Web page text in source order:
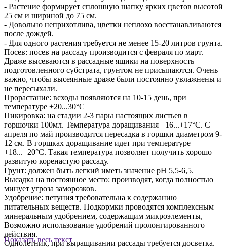
Показать весь текст
- Растение формирует сплошную шапку ярких цветов высотой
25 см и шириной до 75 см.
- Довольно неприхотлива, цветки неплохо восстанавливаются
после дождей.
- Для одного растения требуется не менее 15-20 литров грунта.
Посев: посев на рассаду производится с февраля по март.
Драже высеваются в рассадные ящики на поверхность
подготовленного субстрата, грунтом не присыпаются. Очень
важно, чтобы высеянные драже были постоянно увлажнены и
не пересыхали.
Прорастание: всходы появляются на 10-15 день, при
температуре +20...30°С
Пикировка: на стадии 2-3 пары настоящих листьев в
горшочки 100мл. Температура доращивания +16...+17°С. С
апреля по май производится пересадка в горшки диаметром 9-
12 см. В горшках доращивание идет при температуре
+18...+20°С. Такая температура позволяет получить хорошо
развитую коренастую рассаду.
Грунт: должен быть легкий иметь значение рН 5,5-6,5.
Высадка на постоянное место: производят, когда полностью
минует угроза заморозков.
Удобрение: петуния требовательна к содержанию
питательных веществ. Подкормки проводятся комплексным
минеральным удобрением, содержащим микроэлементы,
Возможно использование удобрений пролонгированного
действия.
Однолетник, при выращивании рассады требуется досветка.